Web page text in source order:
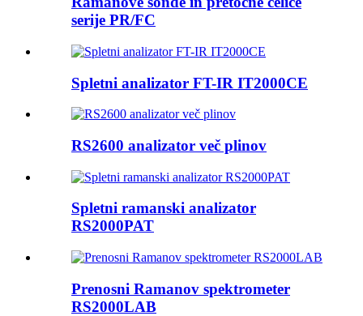
serije PR/FC
Spletni analizator FT-IR IT2000CE
RS2600 analizator več plinov
Spletni ramanski analizator
RS2000PAT
Prenosni Ramanov spektrometer
RS2000LAB